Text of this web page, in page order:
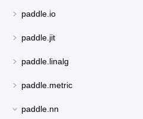
paddle.io
paddle.jit
paddle.linalg
paddle.metric
paddle.nn